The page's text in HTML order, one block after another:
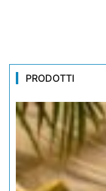
PRODOTTI